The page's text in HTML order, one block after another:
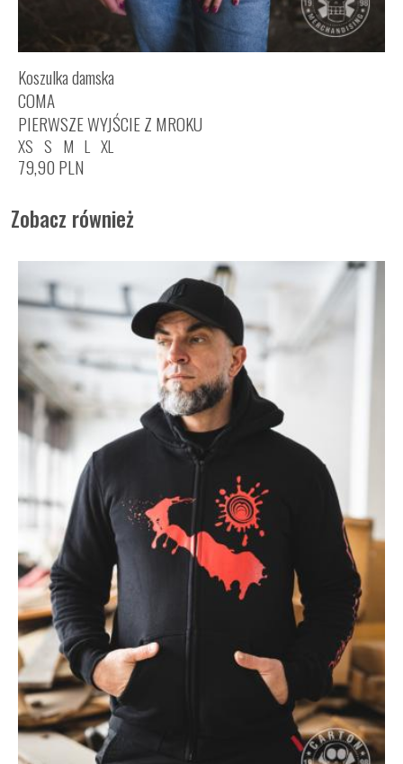
Koszulka damska
COMA
PIERWSZE WYJŚCIE Z MROKU
XS S M L XL
79,90 PLN
Zobacz również